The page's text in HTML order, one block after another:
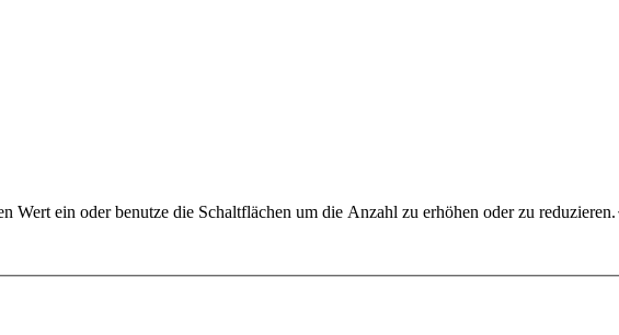
Wert ein oder benutze die Schaltflächen um die Anzahl zu erhöhen oder zu reduzieren.